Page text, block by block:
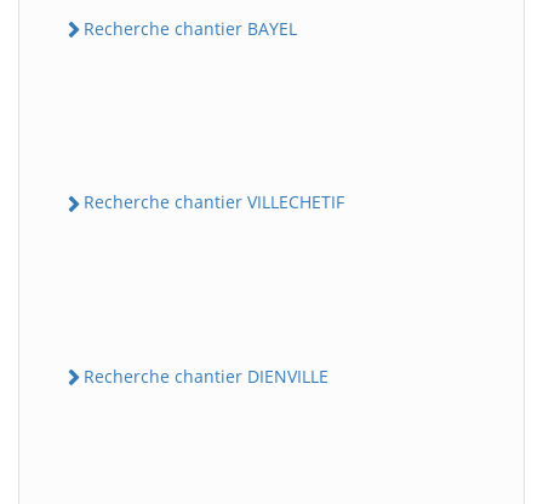
Recherche chantier BAYEL
Recherche chantier VILLECHETIF
Recherche chantier DIENVILLE